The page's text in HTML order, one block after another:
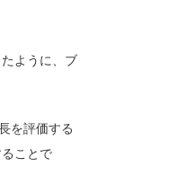
ように、ブ
を評価する
ことで